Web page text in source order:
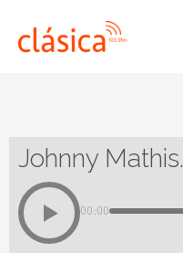
Johnny Mathis.
00:00